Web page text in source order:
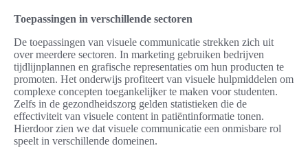
Toepassingen in verschillende sectoren
De toepassingen van visuele communicatie strekken zich uit
over meerdere sectoren. In marketing gebruiken bedrijven
tijdlijnplannen en grafische representaties om hun producten te
promoten. Het onderwijs profiteert van visuele hulpmiddelen om
complexe concepten toegankelijker te maken voor studenten.
Zelfs in de gezondheidszorg gelden statistieken die de
effectiviteit van visuele content in patiëntinformatie tonen.
Hierdoor zien we dat visuele communicatie een onmisbare rol
speelt in verschillende domeinen.